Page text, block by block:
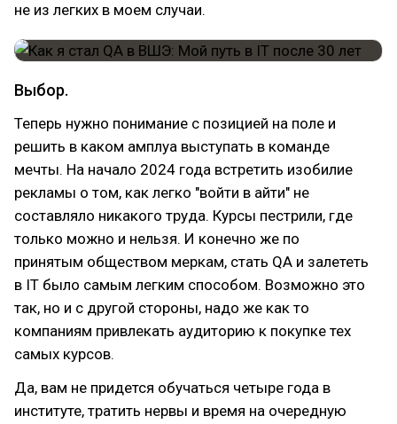
не из легких в моем случаи.
Выбор.
Теперь нужно понимание с позицией на поле и
решить в каком амплуа выступать в команде
мечты. На начало 2024 года встретить изобилие
рекламы о том, как легко "войти в айти" не
составляло никакого труда. Курсы пестрили, где
только можно и нельзя. И конечно же по
принятым обществом меркам, стать QA и залететь
в IT было самым легким способом. Возможно это
так, но и с другой стороны, надо же как то
компаниям привлекать аудиторию к покупке тех
самых курсов.
Да, вам не придется обучаться четыре года в
институте, тратить нервы и время на очередную